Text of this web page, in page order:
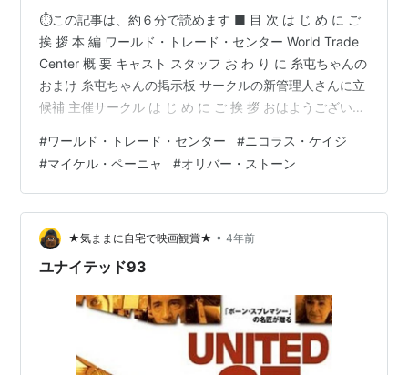
⏱この記事は、約６分で読めます ■ 目 次 は じ め に ご
挨 拶 本 編 ワールド・トレード・センター World Trade
Center 概 要 キャスト スタッフ お わ り に 糸屯ちゃんの
おまけ 糸屯ちゃんの掲示板 サークルの新管理人さんに立
候補 主催サークル は じ め に ご 挨 拶 おはようございま
ション をお送りします おはようございます _ _))ﾍﾟｺﾘﾝ 真
行寺ですそれでは、わたくしの方からお送りさせていた
だきます 洋画セレクション のご紹介をしますワールド・
トレード・センター World Trad…
#ワールド・トレード・センター #ニコラス・ケイジ
#マイケル・ペーニャ #オリバー・ストーン
★気ままに自宅で映画観賞★ • 4年前
ユナイテッド93